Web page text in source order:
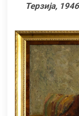
Терзија,